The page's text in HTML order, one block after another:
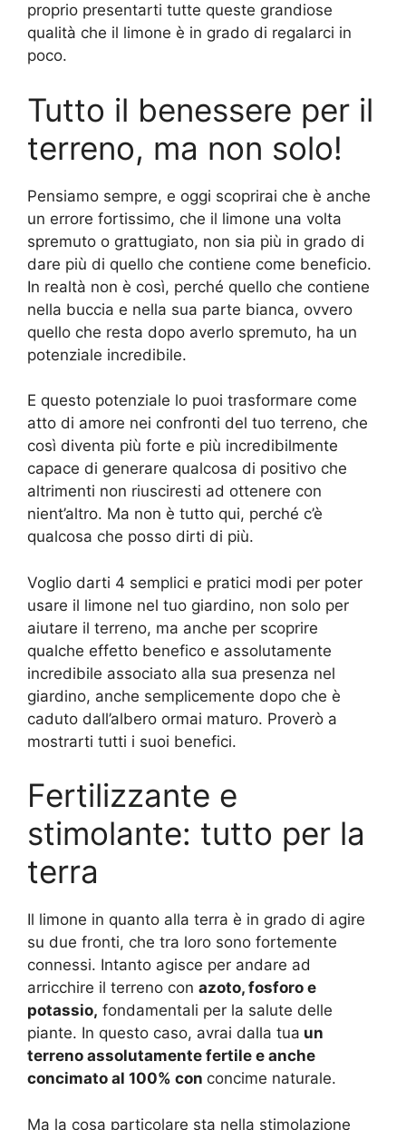
proprio presentarti tutte queste grandiose
qualità che il limone è in grado di regalarci in
poco.
Tutto il benessere per il
terreno, ma non solo!
Pensiamo sempre, e oggi scoprirai che è anche
un errore fortissimo, che il limone una volta
spremuto o grattugiato, non sia più in grado di
dare più di quello che contiene come beneficio.
In realtà non è così, perché quello che contiene
nella buccia e nella sua parte bianca, ovvero
quello che resta dopo averlo spremuto, ha un
potenziale incredibile.
E questo potenziale lo puoi trasformare come
atto di amore nei confronti del tuo terreno, che
così diventa più forte e più incredibilmente
capace di generare qualcosa di positivo che
altrimenti non riusciresti ad ottenere con
nient’altro. Ma non è tutto qui, perché c’è
qualcosa che posso dirti di più.
Voglio darti 4 semplici e pratici modi per poter
usare il limone nel tuo giardino, non solo per
aiutare il terreno, ma anche per scoprire
qualche effetto benefico e assolutamente
incredibile associato alla sua presenza nel
giardino, anche semplicemente dopo che è
caduto dall’albero ormai maturo. Proverò a
mostrarti tutti i suoi benefici.
Fertilizzante e
stimolante: tutto per la
terra
Il limone in quanto alla terra è in grado di agire
su due fronti, che tra loro sono fortemente
connessi. Intanto agisce per andare ad
arricchire il terreno con azoto, fosforo e
potassio, fondamentali per la salute delle
piante. In questo caso, avrai dalla tua un
terreno assolutamente fertile e anche
concimato al 100% con concime naturale.
Ma la cosa particolare sta nella stimolazione